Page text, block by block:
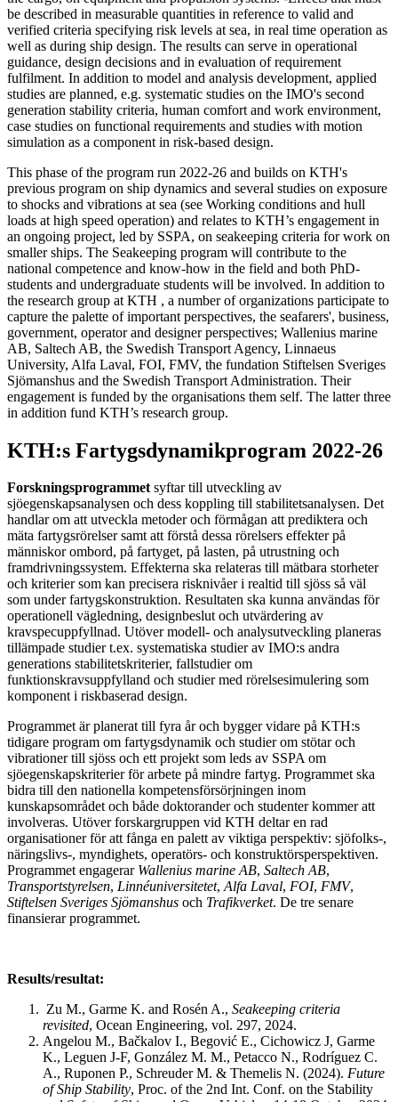
be described in measurable quantities in reference to valid and
verified criteria specifying risk levels at sea, in real time operation as
well as during ship design. The results can serve in operational
guidance, design decisions and in evaluation of requirement
fulfilment. In addition to model and analysis development, applied
studies are planned, e.g. systematic studies on the IMO's second
generation stability criteria, human comfort and work environment,
case studies on functional requirements and studies with motion
simulation as a component in risk-based design.
This phase of the program run 2022-26 and builds on KTH's
previous program on ship dynamics and several studies on exposure
to shocks and vibrations at sea (see Working conditions and hull
loads at high speed operation) and relates to KTH’s engagement in
an ongoing project, led by SSPA, on seakeeping criteria for work on
smaller ships. The Seakeeping program will contribute to the
national competence and know-how in the field and both PhD-
students and undergraduate students will be involved. In addition to
the research group at KTH , a number of organizations participate to
capture the palette of important perspectives, the seafarers', business,
government, operator and designer perspectives; Wallenius marine
AB, Saltech AB, the Swedish Transport Agency, Linnaeus
University, Alfa Laval, FOI, FMV, the fundation Stiftelsen Sveriges
Sjömanshus and the Swedish Transport Administration. Their
engagement is funded by the organisations them self. The latter three
in addition fund KTH’s research group.
KTH:s Fartygsdynamikprogram 2022-26
Forskningsprogrammetsyftar till utveckling av
sjöegenskapsanalysen och dess koppling till stabilitetsanalysen. Det
handlar om att utveckla metoder och förmågan att prediktera och
mäta fartygsrörelser samt att förstå dessa rörelsers effekter på
människor ombord, på fartyget, på lasten, på utrustning och
framdrivningssystem. Effekterna ska relateras till mätbara storheter
och kriterier som kan precisera risknivåer i realtid till sjöss så väl
som under fartygskonstruktion. Resultaten ska kunna användas för
operationell vägledning, designbeslut och utvärdering av
kravspecuppfyllnad. Utöver modell- och analysutveckling planeras
tillämpade studier t.ex. systematiska studier av IMO:s andra
generations stabilitetskriterier, fallstudier om
funktionskravsuppfylland och studier med rörelsesimulering som
komponent i riskbaserad design.
Programmet är planerat till fyra år och bygger vidare på KTH:s
tidigare program om fartygsdynamik och studier om stötar och
vibrationer till sjöss och ett projekt som leds av SSPA om
sjöegenskapskriterier för arbete på mindre fartyg. Programmet ska
bidra till den nationella kompetensförsörjningen inom
kunskapsområdet och både doktorander och studenter kommer att
involveras. Utöver forskargruppen vid KTH deltar en rad
organisationer för att fånga en palett av viktiga perspektiv: sjöfolks-,
näringslivs-, myndighets, operatörs- och konstruktörsperspektiven.
Programmet engagerar Wallenius marine AB, Saltech AB,
Transportstyrelsen, Linnéuniversitetet,Alfa Laval, FOI, FMV,
Stiftelsen Sveriges Sjömanshus och Trafikverket. De tre senare
finansierar programmet.
Results/resultat:
Zu M., Garme K. and Rosén A., Seakeeping criteria
revisited, Ocean Engineering, vol. 297, 2024.
Angelou M., Bačkalov I., Begović E., Cichowicz J, Garme
K., Leguen J-F, González M. M., Petacco N., Rodríguez C.
A., Ruponen P., Schreuder M. & Themelis N. (2024). Future
of Ship Stability, Proc. of the 2nd Int. Conf. on the Stability